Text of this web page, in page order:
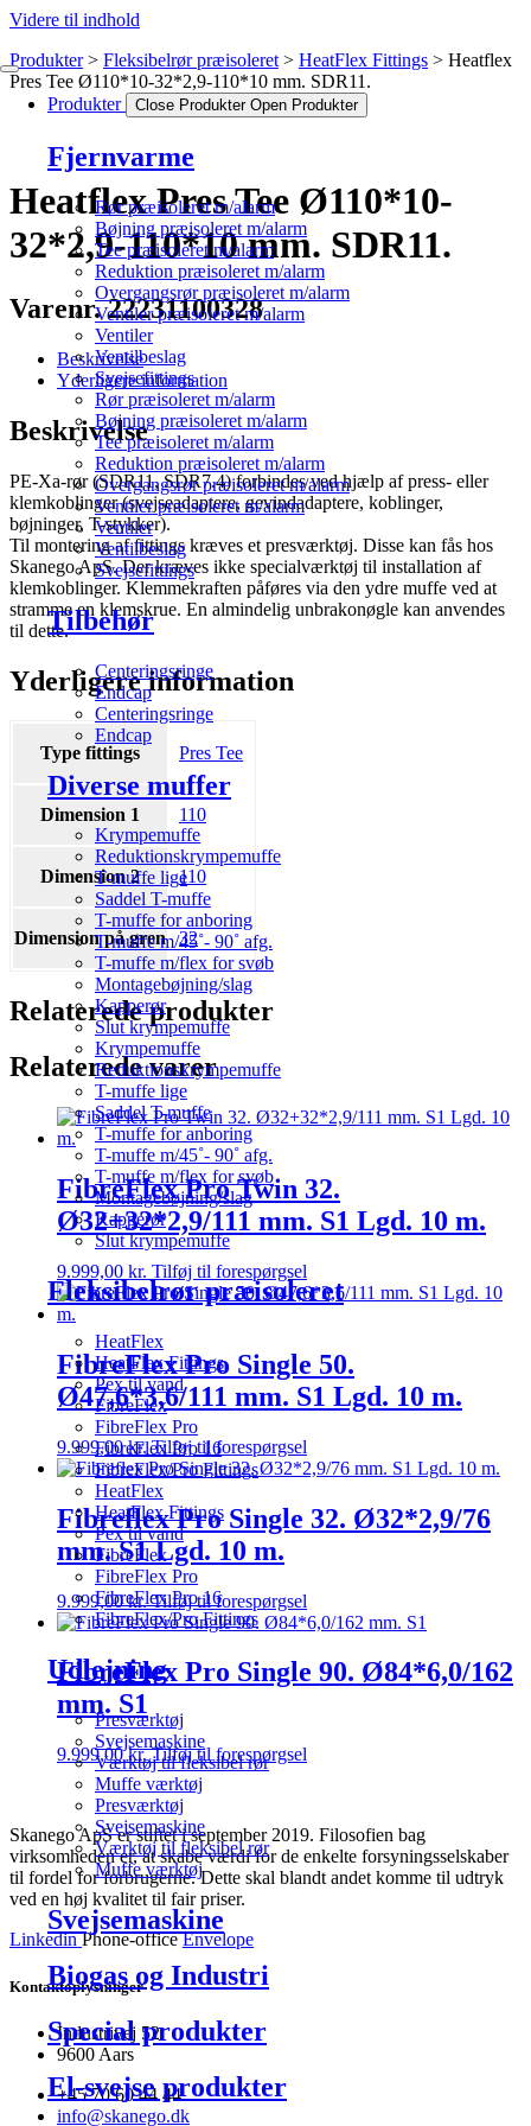
Videre til indhold
Produkter Close Produkter Open Produkter
Fjernvarme
Rør præisoleret m/alarm
Bøjning præisoleret m/alarm
Tee præisoleret m/alarm
Reduktion præisoleret m/alarm
Overgangsrør præisoleret m/alarm
Ventiler præisoleret m/alarm
Ventiler
Ventilbeslag
Svejsefittings
Rør præisoleret m/alarm
Bøjning præisoleret m/alarm
Tee præisoleret m/alarm
Reduktion præisoleret m/alarm
Overgangsrør præisoleret m/alarm
Ventiler præisoleret m/alarm
Ventiler
Ventilbeslag
Svejsefittings
Tilbehør
Centeringsringe
Endcap
Centeringsringe
Endcap
Diverse muffer
Krympemuffe
Reduktionskrympemuffe
T-muffe lige
Saddel T-muffe
T-muffe for anboring
T-muffe m/45˚- 90˚ afg.
T-muffe m/flex for svøb
Montagebøjning/slag
Kapperør
Slut krympemuffe
Krympemuffe
Reduktionskrympemuffe
T-muffe lige
Saddel T-muffe
T-muffe for anboring
T-muffe m/45˚- 90˚ afg.
T-muffe m/flex for svøb
Montagebøjning/slag
Kapperør
Slut krympemuffe
Fleksibelrør præisoleret
HeatFlex
HeatFlex Fittings
Pex til vand
FibreFlex
FibreFlex Pro
FibreFlex Pro 16
FibreFlex/Pro Fittings
HeatFlex
HeatFlex Fittings
Pex til vand
FibreFlex
FibreFlex Pro
FibreFlex Pro 16
FibreFlex/Pro Fittings
Udlejning
Presværktøj
Svejsemaskine
Værktøj til fleksibel rør
Muffe værktøj
Presværktøj
Svejsemaskine
Værktøj til fleksibel rør
Muffe værktøj
Svejsemaskine
Biogas og Industri
Special produkter
El-svejse produkter
Produkter Fleksibelrør præisoleret HeatFlex Fittings
Heatflex
Pres Tee Ø110*10-32*2,9-110*10 mm. SDR11.
Heatflex Pres Tee Ø110*10-
32*2,9-110*10 mm. SDR11.
Varenr. 22231100328
Beskrivelse
Yderligere information
Beskrivelse
PE-Xa-rør (SDR11, SDR7.4) forbindes ved hjælp af press- eller
klemkoblinger (svejseadaptere, gevindadaptere, koblinger,
bøjninger, T-stykker).
Til montering af fittings kræves et presværktøj. Disse kan fås hos
Skanego ApS. Der kræves ikke specialværktøj til installation af
klemkoblinger. Klemmekraften påføres via den ydre muffe ved at
stramme en klemskrue. En almindelig unbrakonøgle kan anvendes
til dette.
Yderligere information
Type fittings Pres Tee
Dimension 1 110
Dimension 2 110
Dimension på gren 32
Relaterede produkter
Relaterede varer
FibreFlex Pro Twin 32.
Ø32+32*2,9/111 mm. S1 Lgd. 10 m.
9.999,00 kr. Tilføj til forespørgsel
FibreFlex Pro Single 50.
Ø47,6*3,6/111 mm. S1 Lgd. 10 m.
9.999,00kr. Tilføj til forespørgsel
Fibreflex Pro Single 32. Ø32*2,9/76
mm. S1 Lgd. 10 m.
9.999,00kr. Tilføj til forespørgsel
FibreFlex Pro Single 90. Ø84*6,0/162
mm. S1
9.999,00kr. Tilføj til forespørgsel
Skanego ApS er stiftet i september 2019. Filosofien bag
virksomheden er, at skabe værdi for de enkelte forsyningsselskaber
til fordel for forbrugerne. Dette skal blandt andet komme til udtryk
ved en høj kvalitet til fair priser.
Linkedin Phone-office Envelope
Kontaktoplysninger
Industrivej 52
9600 Aars
+45 70 60 44 44
info@skanego.dk